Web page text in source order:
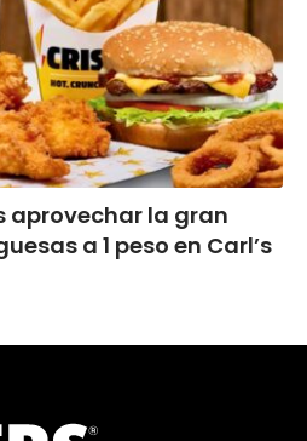
aprovechar la gran
a 1 peso en Carl’s